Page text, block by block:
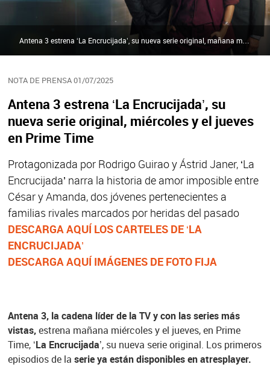
NOTA DE PRENSA 01/07/2025
Antena 3 estrena ‘La Encrucijada’, su
nueva serie original, miércoles y el jueves
en Prime Time
Protagonizada por Rodrigo Guirao y Ástrid Janer, ‘La
Encrucijada’ narra la historia de amor imposible entre
César y Amanda, dos jóvenes pertenecientes a
familias rivales marcados por heridas del pasado
DESCARGA AQUÍ LOS CARTELES DE ‘LA
ENCRUCIJADA’
DESCARGA AQUÍ IMÁGENES DE FOTO FIJA
Antena 3 estrena ‘La Encrucijada’, su nueva serie original, mañana miércoles y el jueves en Prime Time | Atresmedia
Antena 3, la cadena líder de la TV y con las series más
vistas,estrena mañana miércoles y el jueves, en Prime
Time, ‘La Encrucijada’, su nueva serie original. Los primeros
episodios de la serie ya están disponibles en atresplayer.